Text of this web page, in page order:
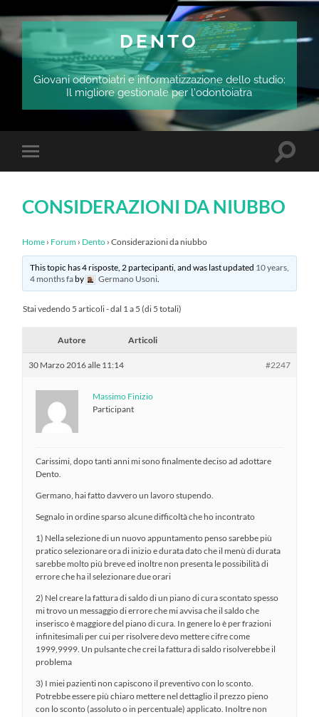
DENTO
Giovani odontoiatri e informatizzazione dello studio:
Il migliore gestionale per l'odontoiatra
Attiva/disattiva
il
dispositivi
ricerca
CONSIDERAZIONI DA NIUBBO
Home › Forum › Dento › Considerazioni da niubbo
This topic has 4 risposte, 2 partecipanti, and was last updated 10 years,
4 months faby Germano Usoni.
Stai vedendo 5 articoli - dal 1 a 5 (di 5 totali)
Autore Articoli
30 Marzo 2016 alle 11:14 #2247
Massimo Finizio
Participant
Carissimi, dopo tanti anni mi sono finalmente deciso ad adottare
Dento.
Germano, hai fatto davvero un lavoro stupendo.
Segnalo in ordine sparso alcune difficoltà che ho incontrato
1) Nella selezione di un nuovo appuntamento penso sarebbe più
pratico selezionare ora di inizio e durata dato che il menù di durata
sarebbe molto più breve ed inoltre non presenta le possibilità di
errore che ha il selezionare due orari
2) Nel creare la fattura di saldo di un piano di cura scontato spesso
mi trovo un messaggio di errore che mi avvisa che il saldo che
inserisco è maggiore del piano di cura. In genere lo è per frazioni
infinitesimali per cui per risolvere devo mettere cifre come
1999,9999. Un pulsante che crei la fattura di saldo risolverebbe il
problema
3) I miei pazienti non capiscono il preventivo con lo sconto.
Potrebbe essere più chiaro mettere nel dettaglio il prezzo pieno
con lo sconto (assoluto o in percentuale) applicato. Inoltre non